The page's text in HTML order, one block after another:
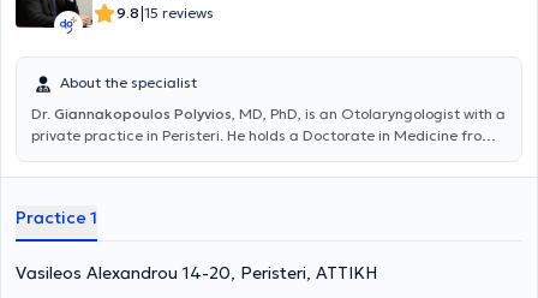
9.8|15 reviews
About the specialist
Dr. Giannakopoulos Polyvios, MD, PhD, is an Otolaryngologist with a
private practice in Peristeri. He holds a Doctorate in Medicine from
degree from the Faculty of Health Sciences at the University of
Hospital and the Athens Children's Hospital "P. & A. Kyriakou". Dr.
Giannakopoulos has extensive experience in the diagnosis and
treatment of the full spectrum of otolaryngological issues in adults
and children, such as vertigo, hearing loss, nasal breathing
Practice 1
Vasileos Alexandrou 14-20, Peristeri, ΑΤΤΙΚΗ